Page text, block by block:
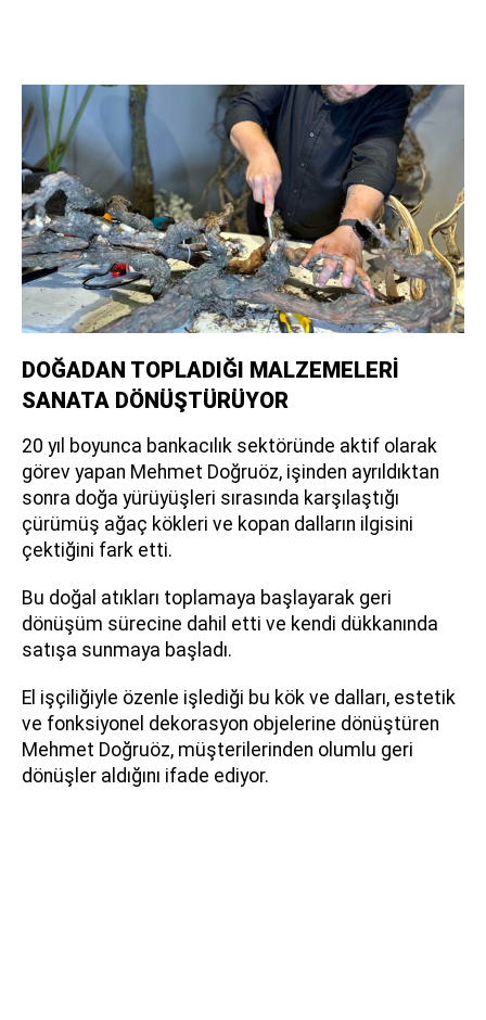
DOĞADAN TOPLADIĞI MALZEMELERİ
SANATA DÖNÜŞTÜRÜYOR
20 yıl boyunca bankacılık sektöründe aktif olarak
görev yapan Mehmet Doğruöz, işinden ayrıldıktan
sonra doğa yürüyüşleri sırasında karşılaştığı
çürümüş ağaç kökleri ve kopan dalların ilgisini
çektiğini fark etti.
Bu doğal atıkları toplamaya başlayarak geri
dönüşüm sürecine dahil etti ve kendi dükkanında
satışa sunmaya başladı.
El işçiliğiyle özenle işlediği bu kök ve dalları, estetik
ve fonksiyonel dekorasyon objelerine dönüştüren
Mehmet Doğruöz, müşterilerinden olumlu geri
dönüşler aldığını ifade ediyor.